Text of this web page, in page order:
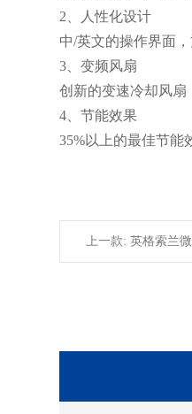
2、人性化设计
中/英文的操作界面
3、变频风扇
创新的变速冷却风扇
4、节能效果
35%以上的最佳节能
上一款: 英格索兰